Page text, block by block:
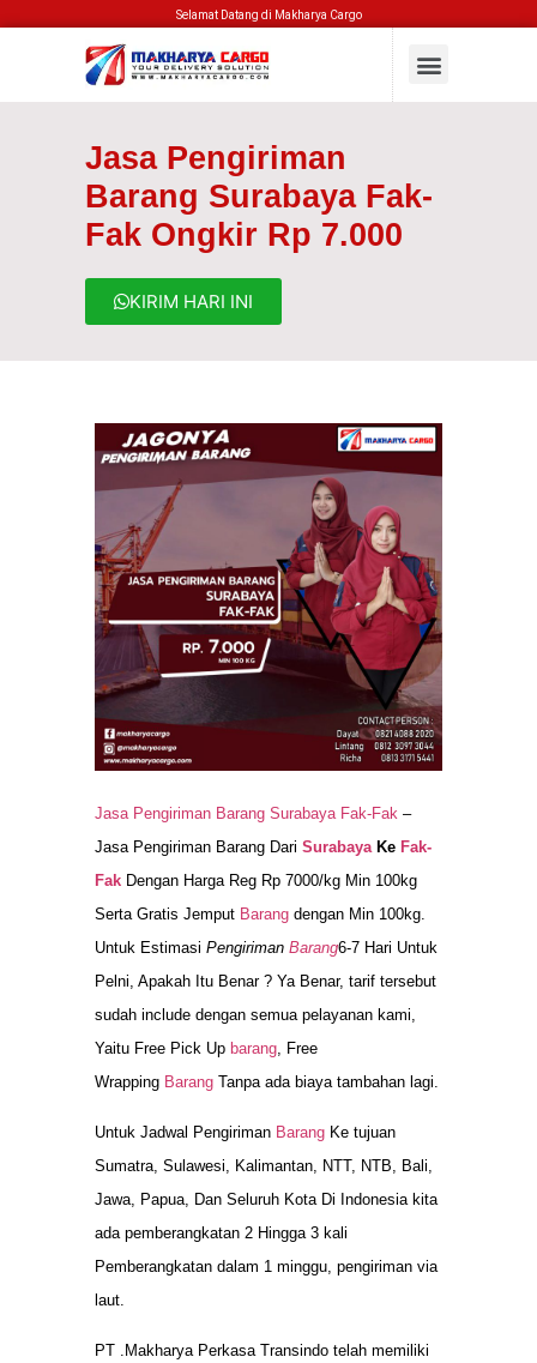
Selamat Datang di Makharya Cargo
Jasa Pengiriman
Barang Surabaya Fak-
Fak Ongkir Rp 7.000
KIRIM HARI INI
Jasa Pengiriman Barang Surabaya Fak-Fak –
Jasa Pengiriman Barang Dari Surabaya Ke Fak-
Fak Dengan Harga Reg Rp 7000/kg Min 100kg
Serta Gratis Jemput Barang dengan Min 100kg.
Untuk Estimasi Pengiriman Barang6-7 Hari Untuk
Pelni, Apakah Itu Benar ? Ya Benar, tarif tersebut
sudah include dengan semua pelayanan kami,
Yaitu Free Pick Up barang , Free
Wrapping Barang Tanpa ada biaya tambahan lagi.
Untuk Jadwal Pengiriman Barang Ke tujuan
Sumatra, Sulawesi, Kalimantan, NTT, NTB, Bali,
Jawa, Papua, Dan Seluruh Kota Di Indonesia kita
ada pemberangkatan 2 Hingga 3 kali
Pemberangkatan dalam 1 minggu, pengiriman via
laut.
PT .Makharya Perkasa Transindo telah memiliki